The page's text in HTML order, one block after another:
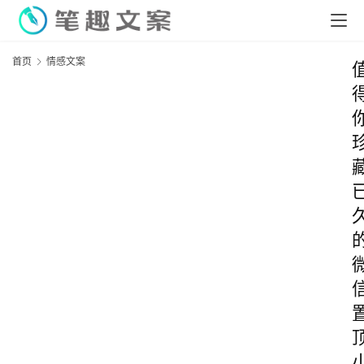
首页 情感文案